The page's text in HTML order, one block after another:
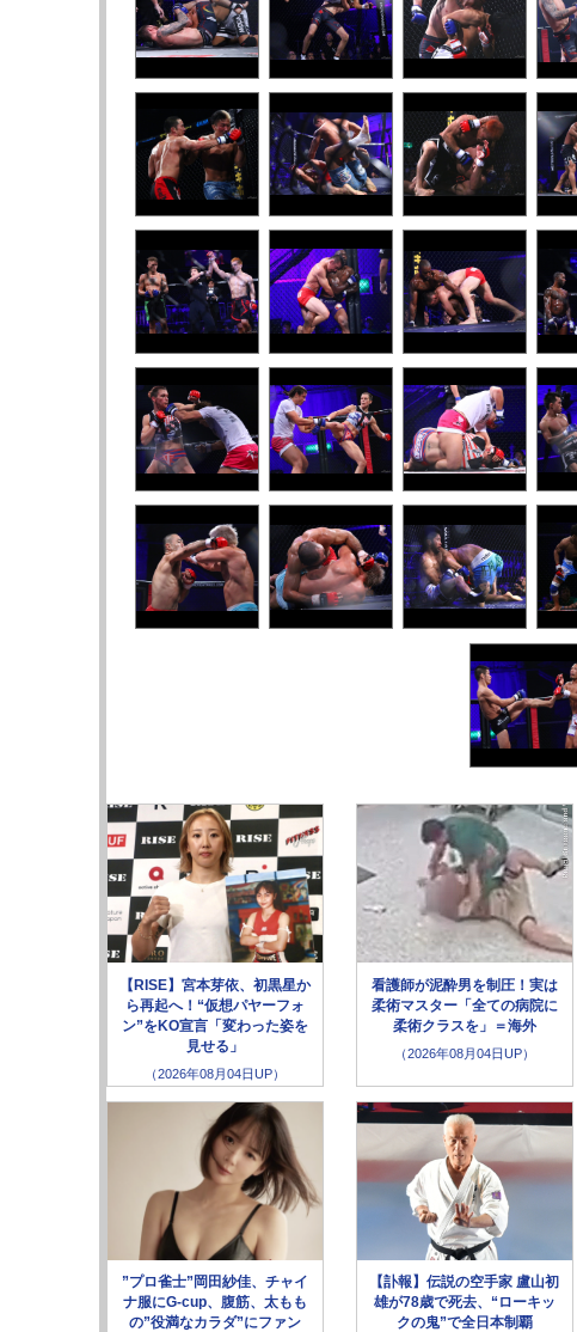
【RISE】宮本芽依、初黒星か
ら再起へ！“仮想パヤーフォ
ン”をKO宣言「変わった姿を
見せる」
（2026年08月04日UP）
看護師が泥酔男を制圧！実は
柔術マスター「全ての病院に
柔術クラスを」＝海外
（2026年08月04日UP）
”プロ雀士”岡田紗佳、チャイ
ナ服にG-cup、腹筋、太もも
の”役満なカラダ”にファン
【訃報】伝説の空手家 盧山初
雄が78歳で死去、“ローキッ
クの鬼”で全日本制覇